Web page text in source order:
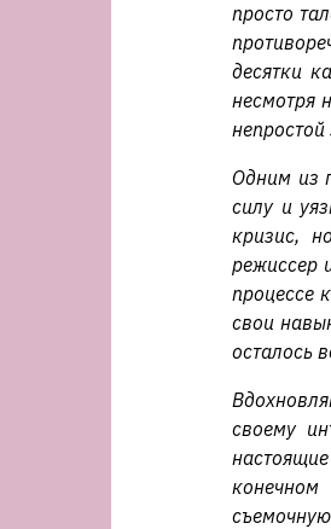
просто
десятки
несмотря
непростой
Одним из
силу и
кризис,
режиссер
процессе
свои
осталось
своему